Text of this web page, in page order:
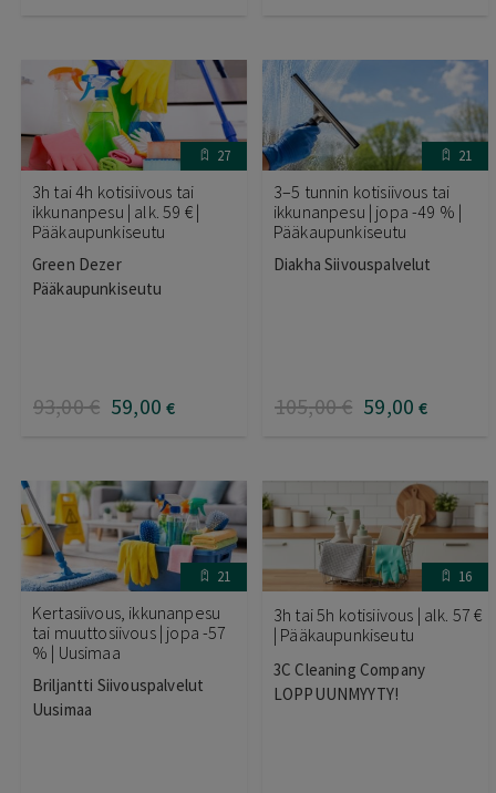
27
3h tai 4h kotisiivous tai
ikkunanpesu | alk. 59 € |
Pääkaupunkiseutu
Green Dezer
Pääkaupunkiseutu
93,00€ 59,00 €
21
3–5 tunnin kotisiivous tai
ikkunanpesu | jopa -49 % |
Pääkaupunkiseutu
Diakha Siivouspalvelut
105,00€ 59,00 €
21
Kertasiivous, ikkunanpesu
tai muuttosiivous | jopa -57
% | Uusimaa
Briljantti Siivouspalvelut
Uusimaa
16
3h tai 5h kotisiivous | alk. 57 €
| Pääkaupunkiseutu
3C Cleaning Company
LOPPUUNMYYTY!